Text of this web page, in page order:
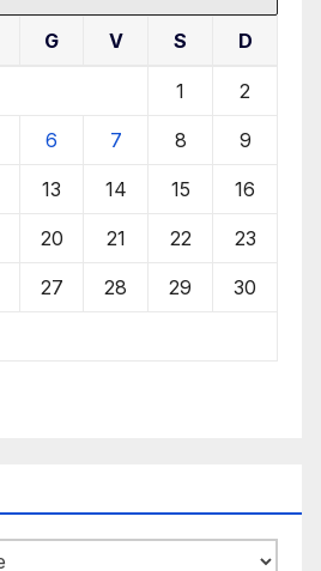
G V S D
1 2
6 7 8 9
13 14 15 16
20 21 22 23
27 28 29 30